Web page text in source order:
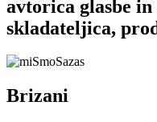
avtorica glasbe
skladateljica,
Brizani